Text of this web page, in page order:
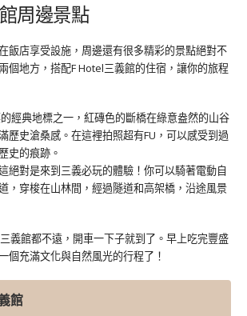
周邊景點
飯店享受設施，周邊還有很多精彩的景點絕對不
個地方，搭配F Hotel三義館的住宿，讓你的旅程
經典地標之一，紅磚色的斷橋在綠意盎然的山谷
歷史滄桑感。在這裡拍照超有FU，可以感受到過
史的痕跡。
絕對是來到三義必玩的體驗！你可以騎著電動自
，穿梭在山林間，經過隧道和高架橋，沿途風景
義館都不遠，開車一下子就到了。早上吃完豐盛
個充滿文化與自然風光的行程了！
館